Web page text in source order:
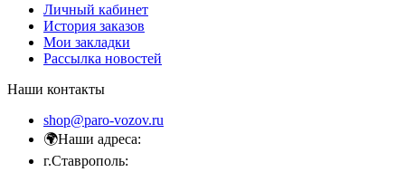
Личный кабинет
История заказов
Мои закладки
Рассылка новостей
Наши контакты
shop@paro-vozov.ru
🌍Наши адреса:
г.Ставрополь: